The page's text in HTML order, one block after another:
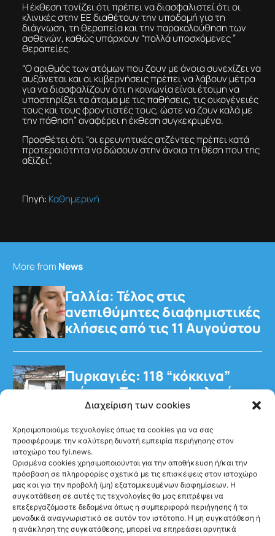
Διαχείριση των cookies
Χρησιμοποιούμε τεχνολογίες όπως τα cookies για να σας
προσφέρουμε την καλύτερη δυνατή εμπειρία περιήγησης στον
ιστοχώρο του fyi.news.
Ορισμένα cookies χρησιμοποιούνται για την αποθήκευση ή/και την
πρόσβαση σε πληροφορίες σχετικά με τις επισκέψεις στον ιστοχώρο
μας και για την προβολή (μη) εξατομικευμένων διαφημίσεων. Η
συγκατάθεση σε αυτές τις τεχνολογίες θα μας επιτρέψει να
επεξεργαζόμαστε δεδομένα όπως η συμπεριφορά περιήγησης ή τα
μοναδικά αναγνωριστικά σε αυτόν τον ιστότοπο. Η μη συγκατάθεση ή
η ανάκληση της συγκατάθεσης, μπορεί να επηρεάσει αρνητικά
Η έκθεση τονίζει ότι πρέπει να διασφαλιστεί ότι οι
κλινικές στην ΕΕ διαθέτουν την υποδομή για τη
διάγνωση, τη θεραπεία και την παρακολούθηση των
ασθενών, καθώς υπάρχουν “πολλά υποσχόμενες ”
θεραπείες.
“Ο αριθμός των ατόμων που ζουν με άνοια συνεχίζει να
αυξάνεται και οι κυβερνήσεις πρέπει να λάβουν μέτρα
για να διασφαλίζουν ότι η κοινωνία είναι έτοιμη να
υποστηρίξει τα άτομα με τις παθήσεις, τις οικογένειές
τους και τους φροντιστές τους, ώστε να ζουν καλά με
την πάθηση” αναφέρει η έκθεση συγκεκριμένα.
Προσθέτει ότι “οι ερευνητικές ατζέντες πρέπει κατά
προτεραιότητα να δώσουν στην άνοια τη θέση που της
αξίζει”.
Πηγή: Καθημερινή
More from News
Γαλλία: Τέλος στις
ανεπιθύμητες διαφημιστικές
κλήσεις από τις 11 Αυγούστου
Πυρκαγιές: 118 “κόκκινα”
κτίρια – Τρεις προφυλακίσεις
για τη φωτιά στη Βοιωτία
Ακολούθησέ μας